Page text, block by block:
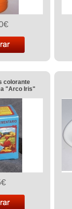
colorante
"Arco Iris"